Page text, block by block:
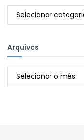
Categorias
Arquivos
Arquivos